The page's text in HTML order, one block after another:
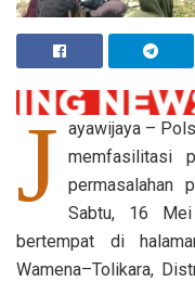
J ayawijaya –
memfasilitasi
permasalahan
Sabtu, 16
bertempat di
Wamena–Tolikara,